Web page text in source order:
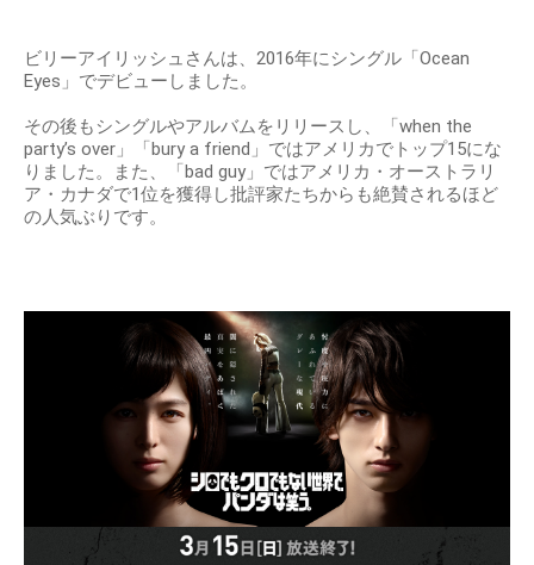
ビリーアイリッシュさんは、2016年にシングル「Ocean
Eyes」でデビューしました。
その後もシングルやアルバムをリリースし、「when the
party’s over」「bury a friend」ではアメリカでトップ15にな
りました。また、「bad guy」ではアメリカ・オーストラリ
ア・カナダで1位を獲得し批評家たちからも絶賛されるほど
の人気ぶりです。